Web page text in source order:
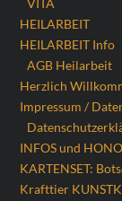
VITA
HEILARBEIT
HEILARBEIT Info
AGB Heilarbeit
Herzlich
Impressum /
INFOS und
KARTENSET:
Krafttier